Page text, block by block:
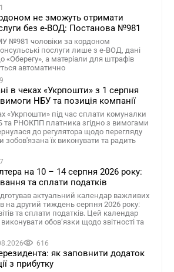
не зможуть отримати
без е-ВОД: Постанова №981
№981 чоловіки за кордоном
послуги лише з е-ВОД, дані
«Оберегу», а матеріали для штрафів
автоматично
в чеках «Укрпошти» з 1 серпня
НБУ та позиція компанії
«Укрпошти» під час сплати комуналки
та РНОКПП платника згідно з вимогами
до регулятора щодо перегляду
зобов'язана їх виконувати та радить
на 10 – 14 серпня 2026 року:
та сплати податків
актуальний календар важливих
на другий тиждень серпня 2026 року:
та сплати податків. Цей календар
обов’язки щодо звітності та
616
як заповнити додаток
з прибутку